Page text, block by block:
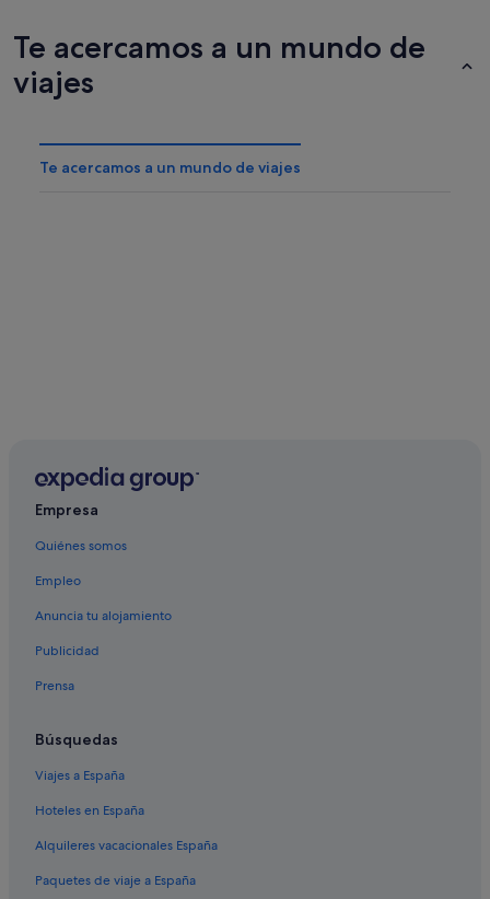
Te acercamos a un mundo de
viajes
Te acercamos a un mundo de viajes
Empresa
Quiénes somos
Empleo
Anuncia tu alojamiento
Publicidad
Prensa
Búsquedas
Viajes a España
Hoteles en España
Alquileres vacacionales España
Paquetes de viaje a España